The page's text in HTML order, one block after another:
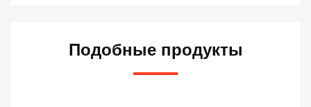
Подобные продукты